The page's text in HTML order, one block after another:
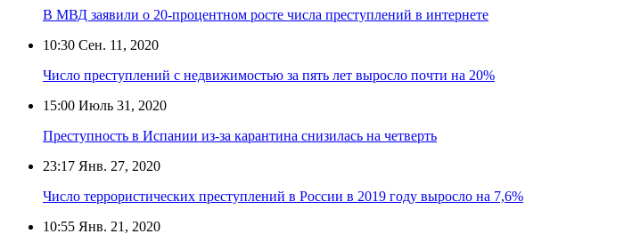
В МВД заявили о 20-процентном росте числа преступлений в интернете
10:30 Сен. 11, 2020
Число преступлений с недвижимостью за пять лет выросло почти на 20%
15:00 Июль 31, 2020
Преступность в Испании из-за карантина снизилась на четверть
23:17 Янв. 27, 2020
Число террористических преступлений в России в 2019 году выросло на 7,6%
10:55 Янв. 21, 2020